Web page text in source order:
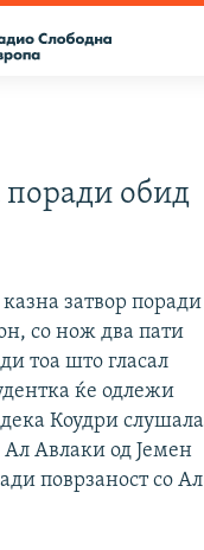
поради обид
затвор поради
со нож два пати
тоа што гласал
ќе одлежи
Коудри слушала
Авлаки од Јемен
поврзаност со Ал